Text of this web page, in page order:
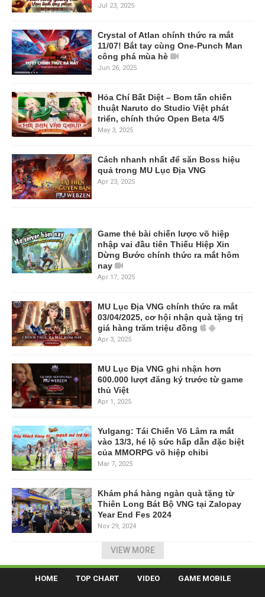
Jul 23, 2025
Crystal of Atlan chính thức ra mắt
11/07! Bắt tay cùng One-Punch Man
công phá mùa hè
Jun 26, 2025
Hỏa Chí Bất Diệt – Bom tấn chiến
thuật Naruto do Studio Việt phát
triển, chính thức Open Beta 4/5
May 3, 2025
Cách nhanh nhất để săn Boss hiệu
quả trong MU Lục Địa VNG
Apr 23, 2025
Game thẻ bài chiến lược võ hiệp
nhập vai đầu tiên Thiếu Hiệp Xin
Dừng Bước chính thức ra mắt hôm
nay
Apr 17, 2025
MU Lục Địa VNG chính thức ra mắt
03/04/2025, cơ hội nhận quà tặng trị
giá hàng trăm triệu đồng
Apr 3, 2025
MU Lục Địa VNG ghi nhận hơn
600.000 lượt đăng ký trước từ game
thủ Việt
Apr 1, 2025
Yulgang: Tái Chiến Võ Lâm ra mắt
vào 13/3, hé lộ sức hấp dẫn đặc biệt
của MMORPG võ hiệp chibi
Mar 7, 2025
Khám phá hàng ngàn quà tặng từ
Thiên Long Bát Bộ VNG tại Zalopay
Year End Fes 2024
Nov 29, 2024
VIEW MORE
HOME TOP CHART VIDEO GAME MOBILE